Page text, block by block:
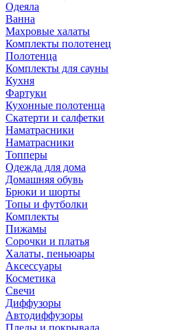
Одеяла
Ванна
Махровые халаты
Комплекты полотенец
Полотенца
Комплекты для сауны
Кухня
Фартуки
Кухонные полотенца
Скатерти и салфетки
Наматрасники
Наматрасники
Топперы
Одежда для дома
Домашняя обувь
Брюки и шорты
Топы и футболки
Комплекты
Пижамы
Сорочки и платья
Халаты, пеньюары
Аксессуары
Косметика
Свечи
Диффузоры
Автодиффузоры
Пледы и покрывала